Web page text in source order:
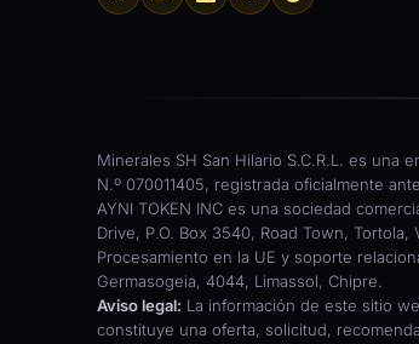
Minerales SH San Hilario S.C.R.L. es una
N.º 070011405, registrada oficialmente
AYNI TOKEN INC es una sociedad
Drive, P.O. Box 3540, Road Town, Tortola,
Procesamiento en la UE y soporte
Germasogeia, 4044, Limassol, Chipre.
Aviso legal: La información de este sitio
constituye una oferta, solicitud,